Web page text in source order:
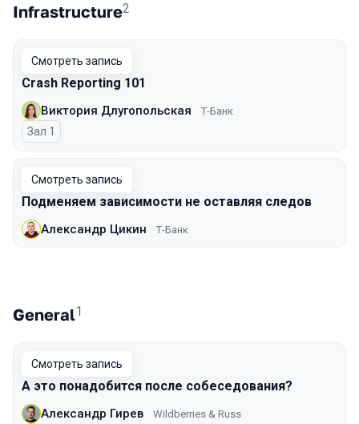
Infrastructure2
Смотреть запись
Crash Reporting 101
Виктория Длугопольская Т-Банк
Зал 1
Смотреть запись
Подменяем зависимости не оставляя следов
Александр Цикин Т-Банк
General1
Смотреть запись
А это понадобится после собеседования?
Александр Гирев Wildberries & Russ